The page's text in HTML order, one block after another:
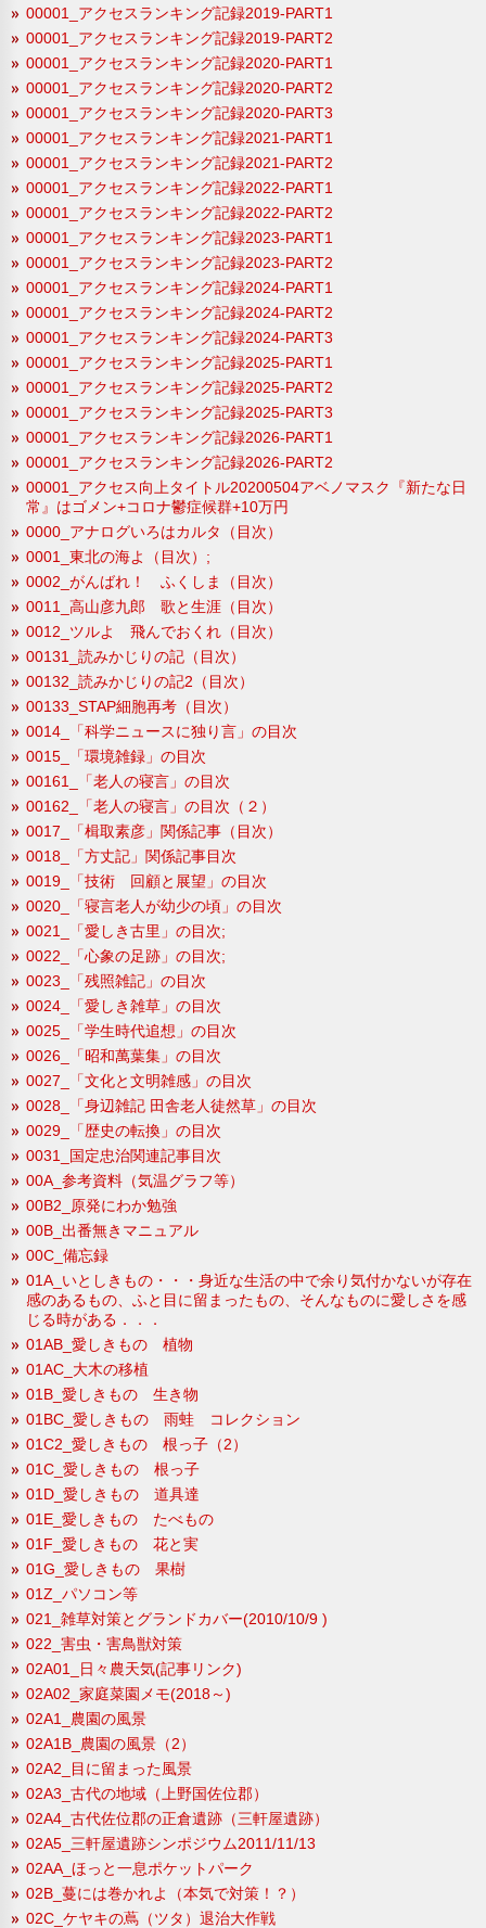
00001_アクセスランキング記録2019-PART1
00001_アクセスランキング記録2019-PART2
00001_アクセスランキング記録2020-PART1
00001_アクセスランキング記録2020-PART2
00001_アクセスランキング記録2020-PART3
00001_アクセスランキング記録2021-PART1
00001_アクセスランキング記録2021-PART2
00001_アクセスランキング記録2022-PART1
00001_アクセスランキング記録2022-PART2
00001_アクセスランキング記録2023-PART1
00001_アクセスランキング記録2023-PART2
00001_アクセスランキング記録2024-PART1
00001_アクセスランキング記録2024-PART2
00001_アクセスランキング記録2024-PART3
00001_アクセスランキング記録2025-PART1
00001_アクセスランキング記録2025-PART2
00001_アクセスランキング記録2025-PART3
00001_アクセスランキング記録2026-PART1
00001_アクセスランキング記録2026-PART2
00001_アクセス向上タイトル20200504アベノマスク『新たな日
常』はゴメン+コロナ鬱症候群+10万円
0000_アナログいろはカルタ（目次）
0001_東北の海よ（目次）;
0002_がんばれ！ ふくしま（目次）
0011_高山彦九郎 歌と生涯（目次）
0012_ツルよ 飛んでおくれ（目次）
00131_読みかじりの記（目次）
00132_読みかじりの記2（目次）
00133_STAP細胞再考（目次）
0014_「科学ニュースに独り言」の目次
0015_「環境雑録」の目次
00161_「老人の寝言」の目次
00162_「老人の寝言」の目次（２）
0017_「楫取素彦」関係記事（目次）
0018_「方丈記」関係記事目次
0019_「技術 回顧と展望」の目次
0020_「寝言老人が幼少の頃」の目次
0021_「愛しき古里」の目次;
0022_「心象の足跡」の目次;
0023_「残照雑記」の目次
0024_「愛しき雑草」の目次
0025_「学生時代追想」の目次
0026_「昭和萬葉集」の目次
0027_「文化と文明雑感」の目次
0028_「身辺雑記 田舎老人徒然草」の目次
0029_「歴史の転換」の目次
0031_国定忠治関連記事目次
00A_参考資料（気温グラフ等）
00B2_原発にわか勉強
00B_出番無きマニュアル
00C_備忘録
01A_いとしきもの・・・身近な生活の中で余り気付かないが存在
感のあるもの、ふと目に留まったもの、そんなものに愛しさを感
じる時がある．．．
01AB_愛しきもの 植物
01AC_大木の移植
01B_愛しきもの 生き物
01BC_愛しきもの 雨蛙 コレクション
01C2_愛しきもの 根っ子（2）
01C_愛しきもの 根っ子
01D_愛しきもの 道具達
01E_愛しきもの たべもの
01F_愛しきもの 花と実
01G_愛しきもの 果樹
01Z_パソコン等
021_雑草対策とグランドカバー(2010/10/9 )
022_害虫・害鳥獣対策
02A01_日々農天気(記事リンク)
02A02_家庭菜園メモ(2018～)
02A1_農園の風景
02A1B_農園の風景（2）
02A2_目に留まった風景
02A3_古代の地域（上野国佐位郡）
02A4_古代佐位郡の正倉遺跡（三軒屋遺跡）
02A5_三軒屋遺跡シンポジウム2011/11/13
02AA_ほっと一息ポケットパーク
02B_蔓には巻かれよ（本気で対策！？）
02C_ケヤキの蔦（ツタ）退治大作戦